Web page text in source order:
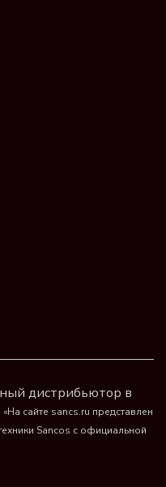
дистрибьютор в
«На сайте sancs.ru представлен
Sancos с официальной